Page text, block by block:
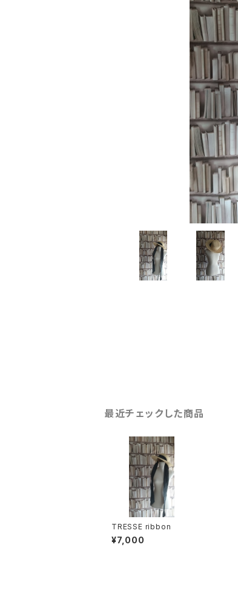
最近チェックした商品
TRESSE ribbon
¥7,000